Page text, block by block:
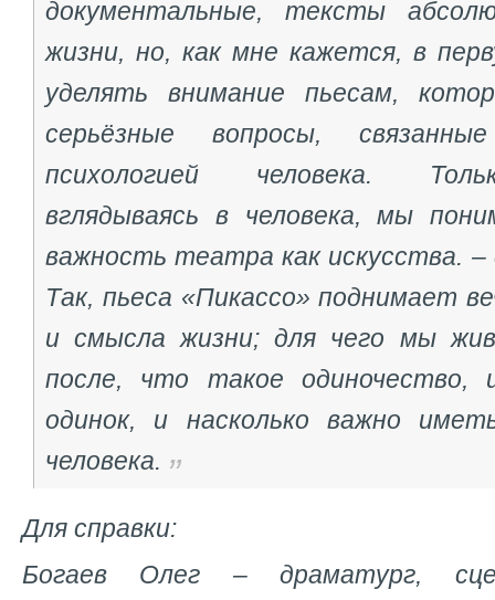
документальные, тексты
жизни, но, как мне кажется, в
уделять внимание пьесам,
серьёзные вопросы,
психологией человека.
вглядываясь в человека, мы
важность театра как искусства.
Так, пьеса «Пикассо» поднимает
и смысла жизни; для чего мы
после, что такое одиночество,
одинок, и насколько важно
человека.
Для справки:
Богаев Олег – драматург,